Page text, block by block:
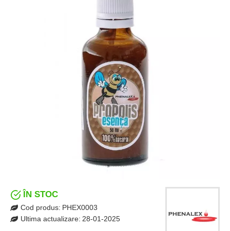
ÎN STOC
Cod produs: PHEX0003
Ultima actualizare: 28-01-2025